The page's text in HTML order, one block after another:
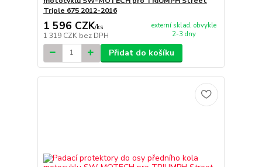
Triple 675 2012-2016
1 596 CZK/ks
1 319 CZK bez DPH
externí sklad, obvykle
2-3 dny
Přidat do košíku